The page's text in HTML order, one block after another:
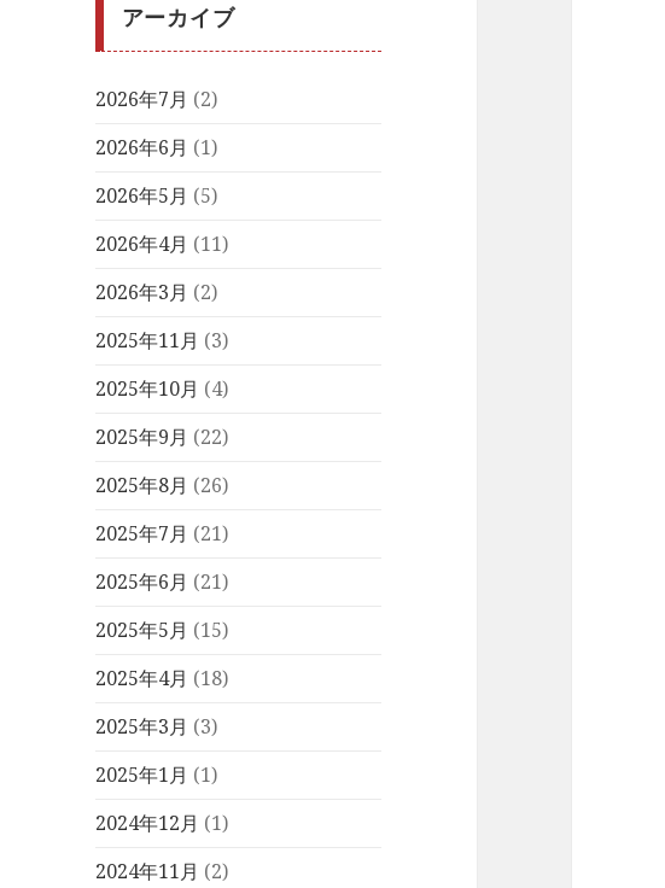
アーカイブ
2026年7月 (2)
2026年6月 (1)
2026年5月 (5)
2026年4月 (11)
2026年3月 (2)
2025年11月 (3)
2025年10月 (4)
2025年9月 (22)
2025年8月 (26)
2025年7月 (21)
2025年6月 (21)
2025年5月 (15)
2025年4月 (18)
2025年3月 (3)
2025年1月 (1)
2024年12月 (1)
2024年11月 (2)